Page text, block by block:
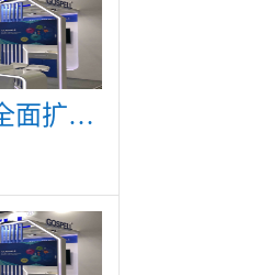
高斯贝尔产品线全面扩展，众多新产品亮相CommunicAsia 2019